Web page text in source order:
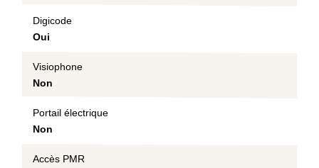
Digicode
Oui
Visiophone
Non
Portail électrique
Non
Accès PMR